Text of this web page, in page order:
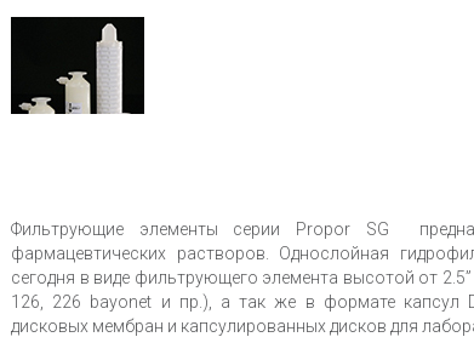
Фильтрующие элементы серии Propor SG
фармацевтических растворов. Однослойная
сегодня в виде фильтрующего элемента высотой от
126, 226 bayonet и пр.), а так же в формате капсул
дисковых мембран и капсулированных дисков для